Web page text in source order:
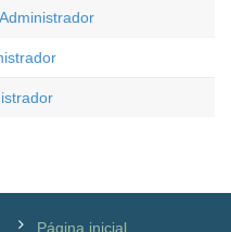
Página inicial